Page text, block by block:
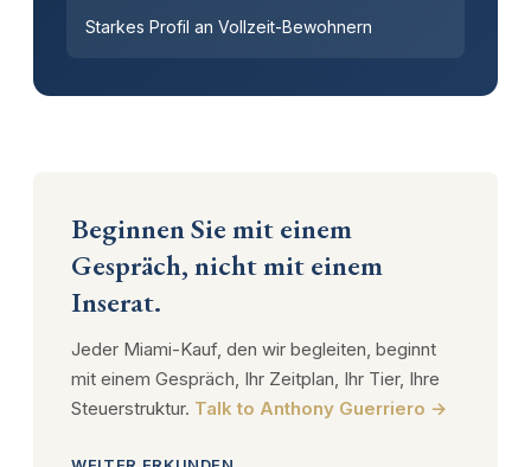
Starkes Profil an Vollzeit-Bewohnern
Beginnen Sie mit einem
Gespräch, nicht mit einem
Inserat.
Jeder Miami-Kauf, den wir begleiten, beginnt
mit einem Gespräch, Ihr Zeitplan, Ihr Tier, Ihre
Steuerstruktur. Talk to Anthony Guerriero →